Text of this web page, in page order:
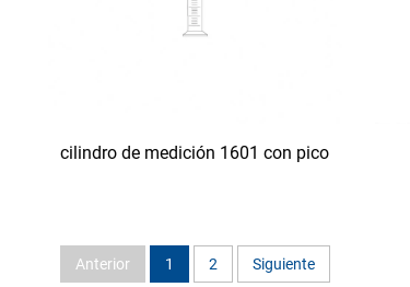
cilindro de medición 1601 con pico
Anterior 1 2 Siguiente